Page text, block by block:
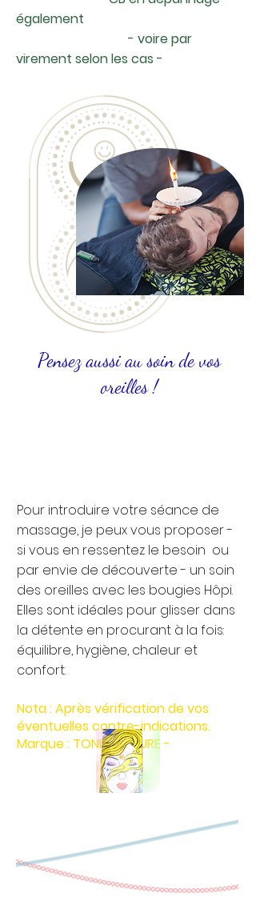
également
- voire par
virement selon les cas -
Pensez aussi au soin de vos
oreilles !
Pour introduire votre séance de
massage, je peux vous proposer -
si vous en ressentez le besoin ou
par envie de découverte - un soin
des oreilles avec les bougies Hôpi.
Elles sont idéales pour glisser dans
la détente en procurant à la fois:
équilibre, hygiène, chaleur et
confort.
Nota : Après vérification de vos
éventuelles contre-indications.
Marque : TONIC NATURE -